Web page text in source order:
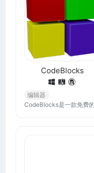
CodeBlocks
编辑器